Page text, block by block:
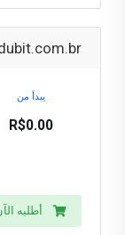
يبدأ من
R$0.00
أطلبه